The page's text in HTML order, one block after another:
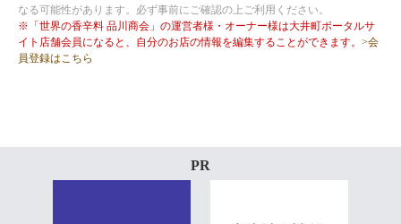
なる可能性があります。必ず事前にご確認の上ご利用ください。
※「世界の香辛料 品川商会」の運営者様・オーナー様は大井町ポータルサ
イト店舗会員になると、自分のお店の情報を編集することができます。 >会
員登録はこちら
PR